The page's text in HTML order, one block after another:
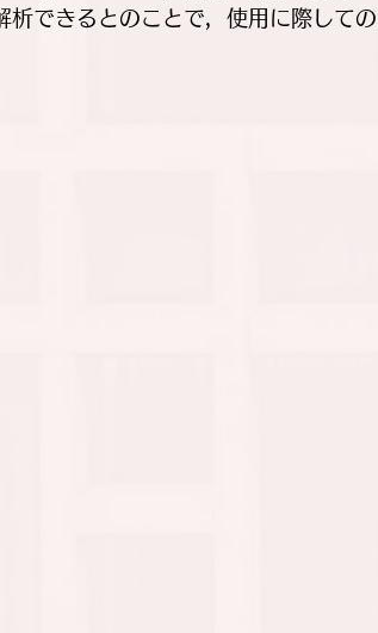
できるとのことで，使用に際しての